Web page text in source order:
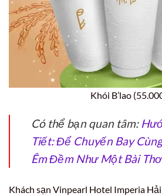
Khói B’lao
Có thể bạn quan tâm:
Tiết: Để Chuyến Bay
Êm Đềm Như Một Bài Thơ
Khách sạn Vinpearl Hotel Imperia